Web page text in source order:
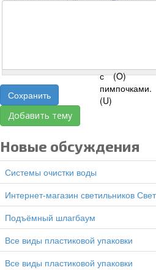
Сохранить
Добавить тему
Новые обсуждения
Системы очистки воды
Интернет-магазин светильников
подъёмный шлагбаум
все виды пластиковой упаковки
все виды пластиковой упаковки